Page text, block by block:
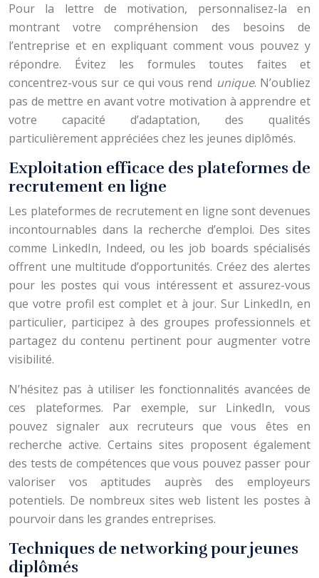
Pour la lettre de motivation, personnalisez-la en
montrant votre compréhension des besoins de
l’entreprise et en expliquant comment vous pouvez y
répondre. Évitez les formules toutes faites et
concentrez-vous sur ce qui vous rend unique. N’oubliez
pas de mettre en avant votre motivation à apprendre et
votre capacité d’adaptation, des qualités
particulièrement appréciées chez les jeunes diplômés.
Exploitation efficace des plateformes de
recrutement en ligne
Les plateformes de recrutement en ligne sont devenues
incontournables dans la recherche d’emploi. Des sites
comme LinkedIn, Indeed, ou les job boards spécialisés
offrent une multitude d’opportunités. Créez des alertes
pour les postes qui vous intéressent et assurez-vous
que votre profil est complet et à jour. Sur LinkedIn, en
particulier, participez à des groupes professionnels et
partagez du contenu pertinent pour augmenter votre
visibilité.
N’hésitez pas à utiliser les fonctionnalités avancées de
ces plateformes. Par exemple, sur LinkedIn, vous
pouvez signaler aux recruteurs que vous êtes en
recherche active. Certains sites proposent également
des tests de compétences que vous pouvez passer pour
valoriser vos aptitudes auprès des employeurs
potentiels. De nombreux sites web listent les postes à
pourvoir dans les grandes entreprises.
Techniques de networking pour jeunes
diplômés